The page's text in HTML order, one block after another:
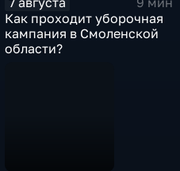
Как проходит уборочная
кампания в Смоленской
области?